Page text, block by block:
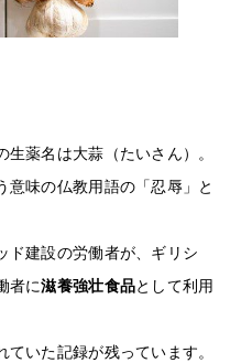
薬名は大蒜（たいさん）。
意味の仏教用語の「忍辱」と
ド建設の労働者が、ギリシ
者に滋養強壮食品として利用
いた記録が残っています。